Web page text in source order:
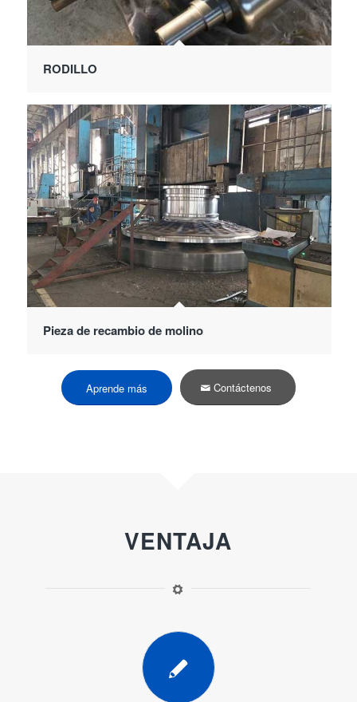
RODILLO
Pieza de recambio de molino
Aprende más Contáctenos
VENTAJA